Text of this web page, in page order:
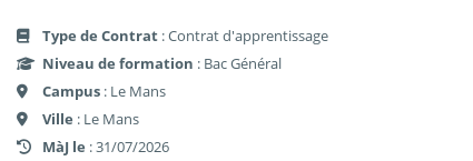
Type de Contrat : Contrat d'apprentissage
Niveau de formation : Bac Général
Campus : Le Mans
Ville : Le Mans
MàJ le : 31/07/2026